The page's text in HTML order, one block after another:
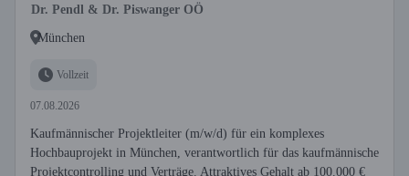
Dr. Pendl & Dr. Piswanger OÖ
München
Vollzeit
07.08.2026
Kaufmännischer Projektleiter (m/w/d) für ein komplexes
Hochbauprojekt in München, verantwortlich für das kaufmännische
Projektcontrolling und Verträge. Attraktives Gehalt ab 100.000 €